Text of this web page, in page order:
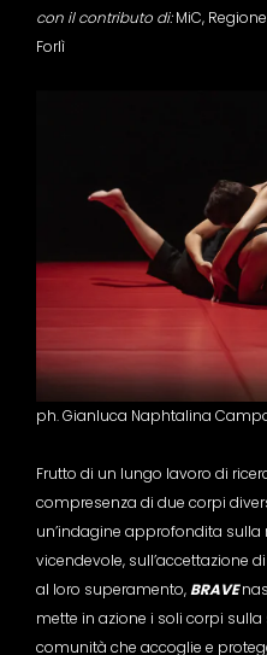
con il contributo di:MiC,
Forlì
ph. Gianluca Naphtalina
Frutto di un lungo lavoro di
compresenza di due corpi
un’indagine approfondita sulla
vicendevole, sull’accettazione
al loro superamento,BRAVE
mette in azione i soli corpi
comunità che accoglie e